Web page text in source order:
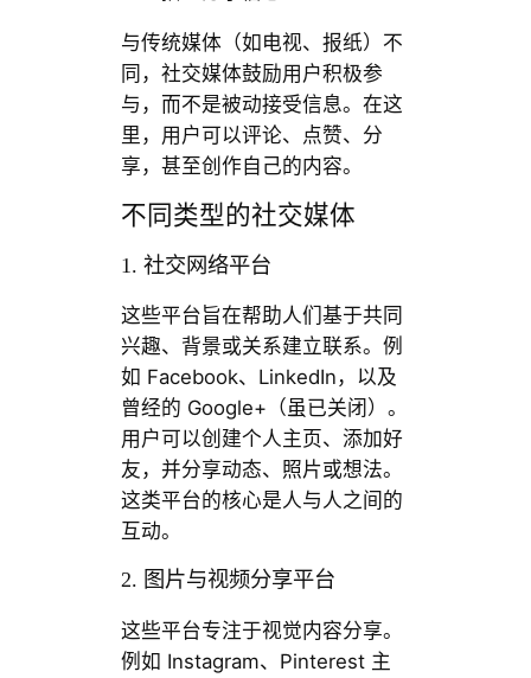
与传统媒体（如电视、报纸）不
同，社交媒体鼓励用户积极参
与，而不是被动接受信息。在这
里，用户可以评论、点赞、分
享，甚至创作自己的内容。
不同类型的社交媒体
1. 社交网络平台
这些平台旨在帮助人们基于共同
兴趣、背景或关系建立联系。例
如 Facebook、LinkedIn，以及
曾经的 Google+（虽已关闭）。
用户可以创建个人主页、添加好
友，并分享动态、照片或想法。
这类平台的核心是人与人之间的
互动。
2. 图片与视频分享平台
这些平台专注于视觉内容分享。
例如 Instagram、Pinterest 主